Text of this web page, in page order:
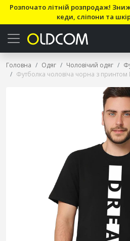
Розпочато літній розпродаж!
кеди, сліпони та
Головна Одяг Чоловічий одяг
Футболка чоловіча чорна з принтом